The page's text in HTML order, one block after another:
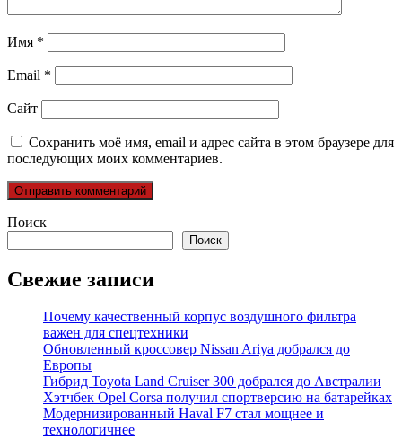
Имя *
Email *
Сайт
Сохранить моё имя, email и адрес сайта в этом браузере для
последующих моих комментариев.
Поиск
Поиск
Свежие записи
Почему качественный корпус воздушного фильтра
важен для спецтехники
Обновленный кроссовер Nissan Ariya добрался до
Европы
Гибрид Toyota Land Cruiser 300 добрался до Австралии
Хэтчбек Opel Corsa получил спортверсию на батарейках
Модернизированный Haval F7 стал мощнее и
технологичнее